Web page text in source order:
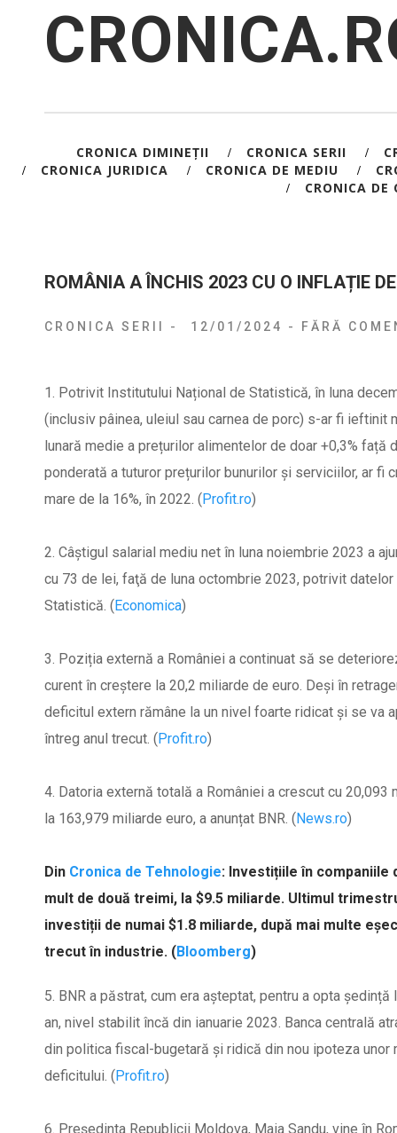
CRONICA DIMINEȚII / CRONICA SERII /
/ CRONICA JURIDICA / CRONICA DE MEDIU /
/ CRONICA DE
ROMÂNIA A ÎNCHIS 2023 CU O INFLAȚIE
CRONICA SERII - 12/01/2024 - FĂRĂ
1. Potrivit Institutului Național de Statistică, în luna
(inclusiv pâinea, uleiul sau carnea de porc) s-ar fi ieftinit
lunară medie a prețurilor alimentelor de doar +0,3% față
ponderată a tuturor prețurilor bunurilor și serviciilor, ar fi
mare de la 16%, în 2022. (Profit.ro)
2. Câştigul salarial mediu net în luna noiembrie 2023 a
cu 73 de lei, faţă de luna octombrie 2023, potrivit
Statistică. (Economica)
3. Poziția externă a României a continuat să se
curent în creștere la 20,2 miliarde de euro. Deși în
deficitul extern rămâne la un nivel foarte ridicat și se va
întreg anul trecut. (Profit.ro)
4. Datoria externă totală a României a crescut cu
la 163,979 miliarde euro, a anunțat BNR. (News.ro)
Din Cronica de Tehnologie: Investițiile în companiile
mult de două treimi, la $9.5 miliarde. Ultimul
investiții de numai $1.8 miliarde, după mai multe
trecut în industrie. (Bloomberg)
5. BNR a păstrat, cum era așteptat, pentru a opta
an, nivel stabilit încă din ianuarie 2023. Banca centrală
din politica fiscal-bugetară și ridică din nou ipoteza unor
deficitului. (Profit.ro)
6. Președinta Republicii Moldova, Maia Sandu, vine în